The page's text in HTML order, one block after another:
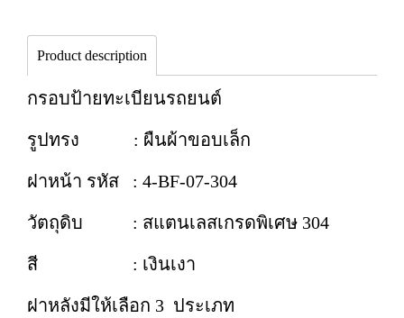
Product description
กรอบป้ายทะเบียนรถยนต์
รูปทรง : ผืนผ้าขอบเล็ก
ฝาหน้า รหัส : 4-BF-07-304
วัตถุดิบ : สแตนเลสเกรดพิเศษ 304
สี : เงินเงา
ฝาหลังมีให้เลือก 3 ประเภท